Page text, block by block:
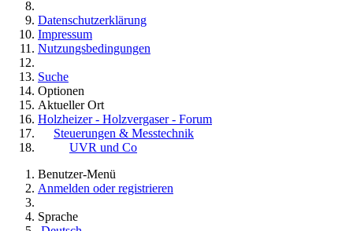
Datenschutzerklärung
Impressum
Nutzungsbedingungen
Suche
Optionen
Aktueller Ort
Holzheizer - Holzvergaser - Forum
Steuerungen & Messtechnik
UVR und Co
Benutzer-Menü
Anmelden oder registrieren
Sprache